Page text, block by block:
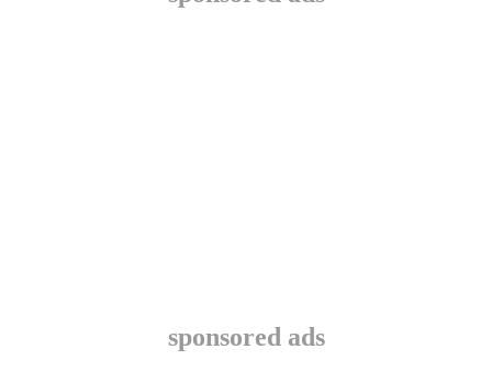
sponsored ads